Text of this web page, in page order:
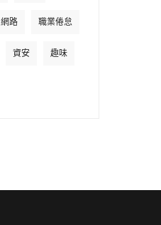
網路 職業倦怠
資安 趣味